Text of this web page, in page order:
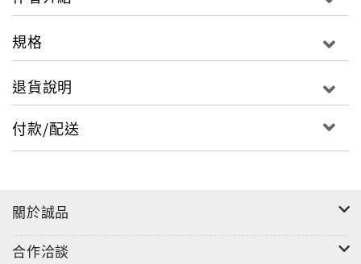
規格
退貨說明
付款/配送
關於誠品
合作洽談